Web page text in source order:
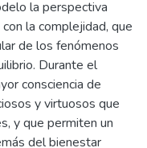
la perspectiva
la complejidad, que
de los fenómenos
Durante el
consciencia de
y virtuosos que
y que permiten un
del bienestar